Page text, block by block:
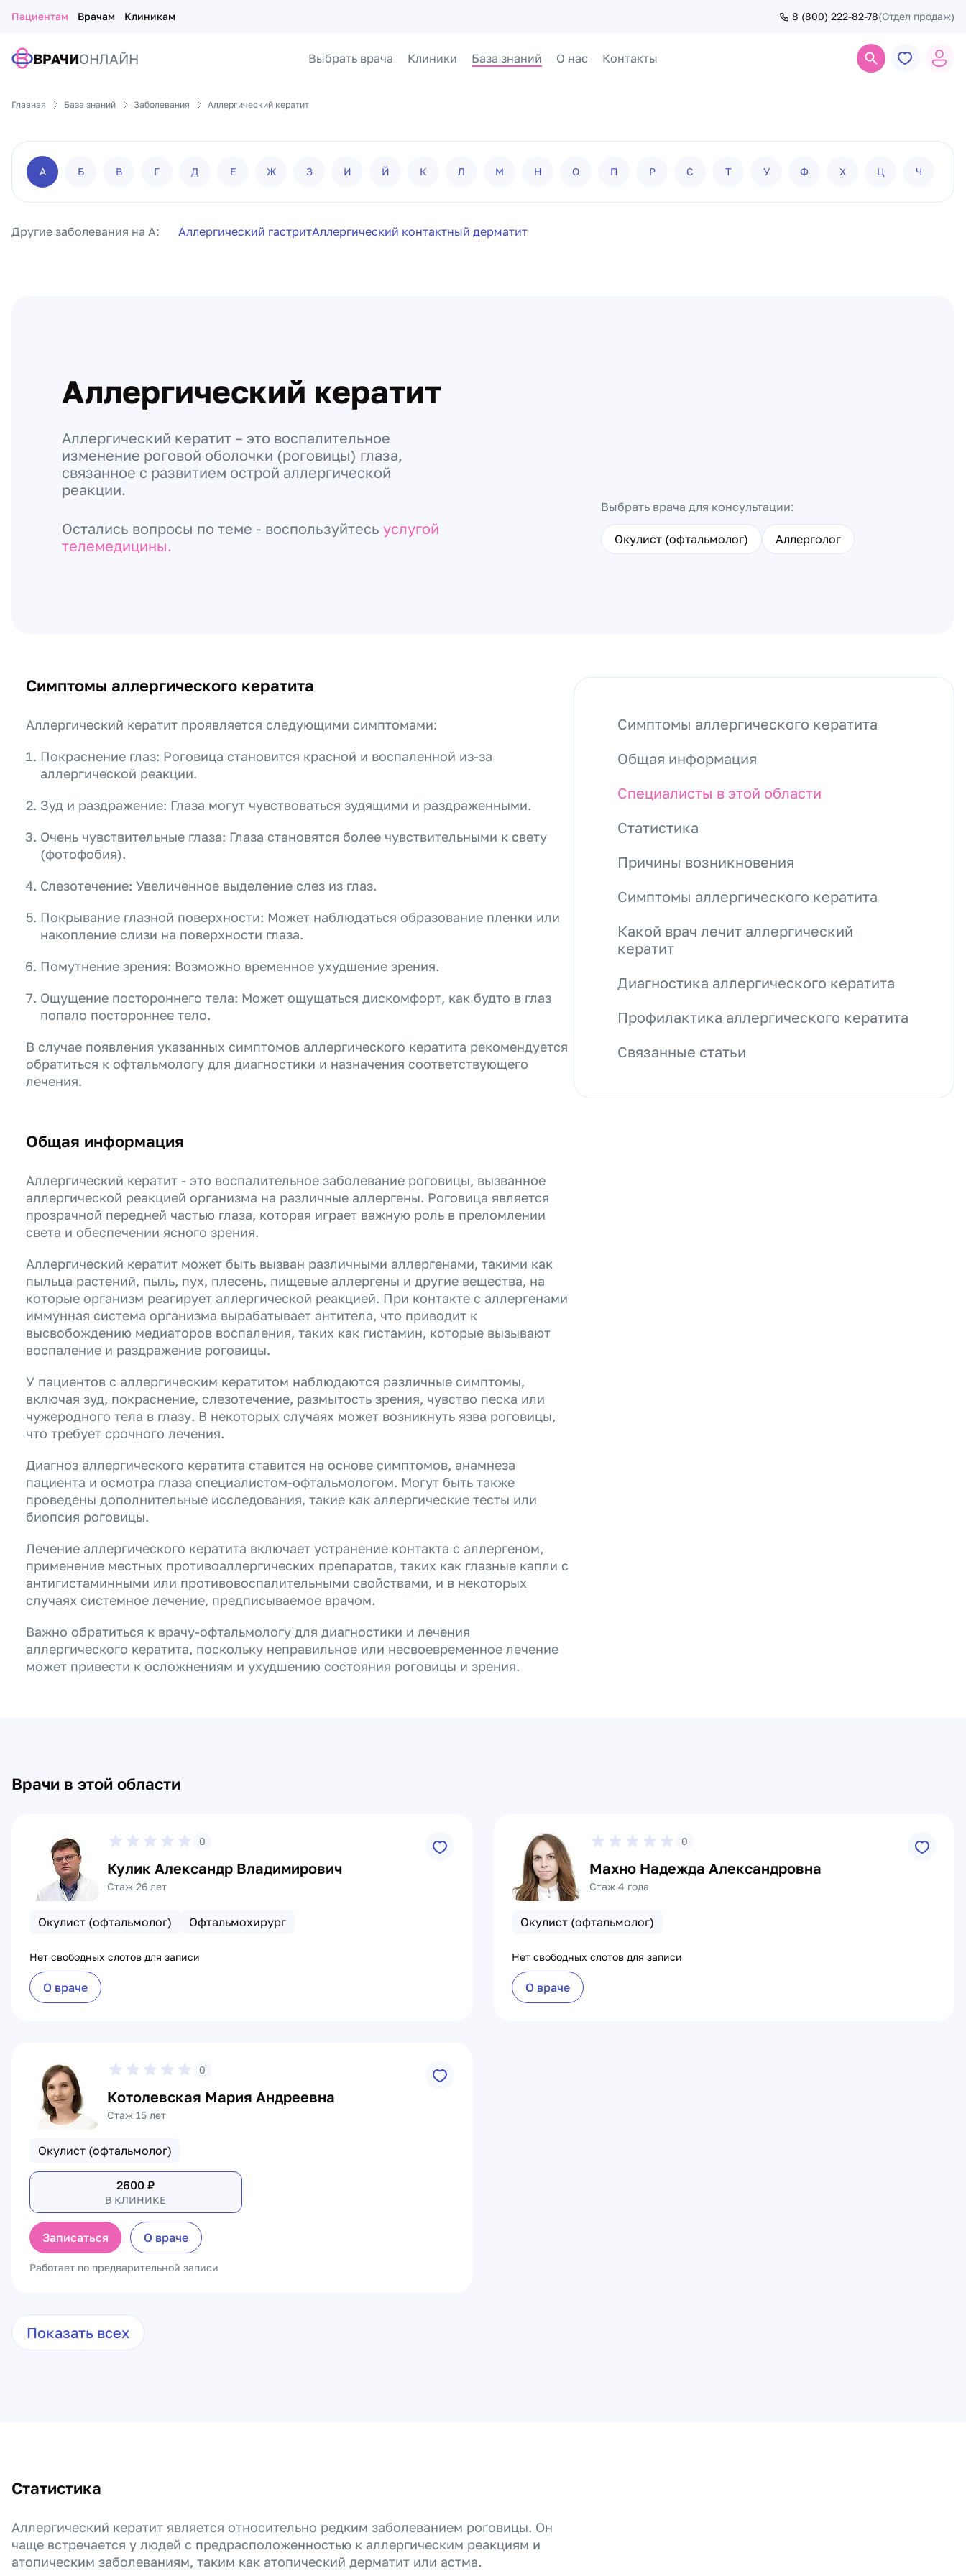
Пациентам Врачам Клиникам 8 (800) 222-82-78(Отдел продаж)
ВРАЧИОНЛАЙН Выбрать врача Клиники База знаний О нас Контакты
Главная База знаний Заболевания Аллергический кератит
А Б В Г Д Е Ж З И Й К Л М Н О П Р С Т У Ф Х Ц Ч
Другие заболевания на А: Аллергический гастритАллергический контактный дерматит
Аллергический кератит
Аллергический кератит – это воспалительное
изменение роговой оболочки (роговицы) глаза,
связанное с развитием острой аллергической
реакции.
Остались вопросы по теме - воспользуйтесь услугой
телемедицины.
Выбрать врача для консультации:
Окулист (офтальмолог) Аллерголог
Симптомы аллергического кератита
Аллергический кератит проявляется следующими симптомами:
Покраснение глаз: Роговица становится красной и воспаленной из-за
аллергической реакции.
Зуд и раздражение: Глаза могут чувствоваться зудящими и раздраженными.
Очень чувствительные глаза: Глаза становятся более чувствительными к свету
(фотофобия).
Слезотечение: Увеличенное выделение слез из глаз.
Покрывание глазной поверхности: Может наблюдаться образование пленки или
накопление слизи на поверхности глаза.
Помутнение зрения: Возможно временное ухудшение зрения.
Ощущение постороннего тела: Может ощущаться дискомфорт, как будто в глаз
попало постороннее тело.
В случае появления указанных симптомов аллергического кератита рекомендуется
обратиться к офтальмологу для диагностики и назначения соответствующего
лечения.
Общая информация
Аллергический кератит - это воспалительное заболевание роговицы, вызванное
аллергической реакцией организма на различные аллергены. Роговица является
прозрачной передней частью глаза, которая играет важную роль в преломлении
света и обеспечении ясного зрения.
Аллергический кератит может быть вызван различными аллергенами, такими как
пыльца растений, пыль, пух, плесень, пищевые аллергены и другие вещества, на
которые организм реагирует аллергической реакцией. При контакте с аллергенами
иммунная система организма вырабатывает антитела, что приводит к
высвобождению медиаторов воспаления, таких как гистамин, которые вызывают
воспаление и раздражение роговицы.
У пациентов с аллергическим кератитом наблюдаются различные симптомы,
включая зуд, покраснение, слезотечение, размытость зрения, чувство песка или
чужеродного тела в глазу. В некоторых случаях может возникнуть язва роговицы,
что требует срочного лечения.
Диагноз аллергического кератита ставится на основе симптомов, анамнеза
пациента и осмотра глаза специалистом-офтальмологом. Могут быть также
проведены дополнительные исследования, такие как аллергические тесты или
биопсия роговицы.
Лечение аллергического кератита включает устранение контакта с аллергеном,
применение местных противоаллергических препаратов, таких как глазные капли с
антигистаминными или противовоспалительными свойствами, и в некоторых
случаях системное лечение, предписываемое врачом.
Важно обратиться к врачу-офтальмологу для диагностики и лечения
аллергического кератита, поскольку неправильное или несвоевременное лечение
может привести к осложнениям и ухудшению состояния роговицы и зрения.
Симптомы аллергического кератита
Общая информация
Специалисты в этой области
Статистика
Причины возникновения
Симптомы аллергического кератита
Какой врач лечит аллергический
кератит
Диагностика аллергического кератита
Профилактика аллергического кератита
Связанные статьи
Врачи в этой области
0
Кулик Александр Владимирович
Стаж 26 лет
Окулист (офтальмолог) Офтальмохирург
Нет свободных слотов для записи
О враче
0
Махно Надежда Александровна
Стаж 4 года
Окулист (офтальмолог)
Нет свободных слотов для записи
О враче
0
Котолевская Мария Андреевна
Стаж 15 лет
Окулист (офтальмолог)
2600 ₽
В КЛИНИКЕ
Записаться О враче
Работает по предварительной записи
Показать всех
Статистика
Аллергический кератит является относительно редким заболеванием роговицы. Он
чаще встречается у людей с предрасположенностью к аллергическим реакциям и
атопическим заболеваниям, таким как атопический дерматит или астма.